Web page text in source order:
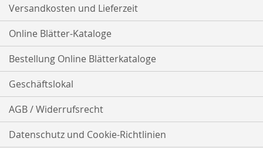
Versandkosten und Lieferzeit
Online Blätter-Kataloge
Bestellung Online Blätterkataloge
Geschäftslokal
AGB / Widerrufsrecht
Datenschutz und Cookie-Richtlinien